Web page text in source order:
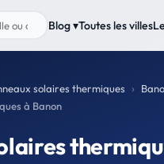
Blog ▾Toutes les villes
solaires thermiques
à Banon